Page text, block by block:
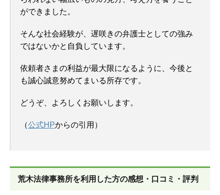
ができました。
そんな社会経験が、遅咲きの弁護士としての強み
ではないかと自負しています。
依頼者さまの利益が最大限になるように、今後と
も誠心誠意努めてまいる所存です。
どうぞ、よろしくお願いします。
（公式HPからの引用）
荒木法律事務所を利用した方の感想・口コミ・評判